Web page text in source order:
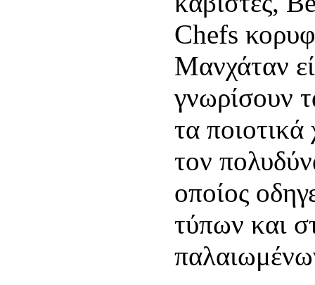
Chefs
Μανχάταν
γνωρίσουν
τα ποιοτικά
τον
οποίος
τύπων και